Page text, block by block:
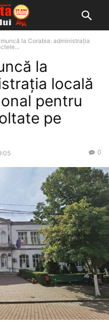
la Corabia: administrația
la
locală
pentru
pe
0